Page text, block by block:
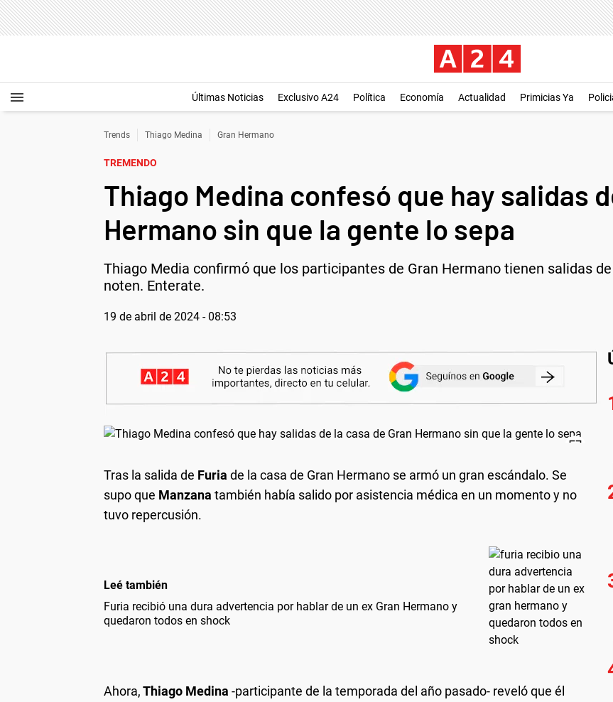
Últimas Noticias Exclusivo A24 Política Economía Actualidad Primicias Ya
Trends Thiago Medina Gran Hermano
TREMENDO
Thiago Medina confesó que hay salidas
Hermano sin que la gente lo sepa
Thiago Media confirmó que los participantes de Gran Hermano tienen salidas
noten. Enterate.
19 de abril de 2024 - 08:53
Tras la salida de Furia de la casa de Gran Hermano se armó un gran escándalo. Se
supo que Manzana también había salido por asistencia médica en un momento y no
tuvo repercusión.
Leé también
Furia recibió una dura advertencia por hablar de un ex Gran Hermano y
quedaron todos en shock
Ahora,Thiago Medina -participante de la temporada del año pasado- reveló que él